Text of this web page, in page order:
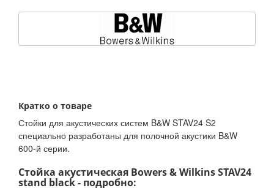
Кратко о товаре
Стойки для акустических систем B&W STAV24 S2
специально разработаны для полочной акустики B&W
600-й серии.
Стойка акустическая Bowers & Wilkins STAV24
stand black - подробно: